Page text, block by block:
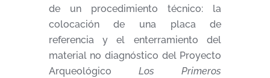
de un procedimiento técnico: la
colocación de una placa de
referencia y el enterramiento del
material no diagnóstico del Proyecto
Arqueológico Los Primeros